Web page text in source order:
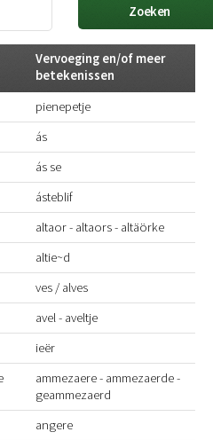
Vervoeging en/of meer
betekenissen
pienepetje
ás
ás se
ásteblif
altaor - altaors - altäörke
altie~d
ves / alves
avel - aveltje
ieër
ammezaere - ammezaerde -
geammezaerd
angere